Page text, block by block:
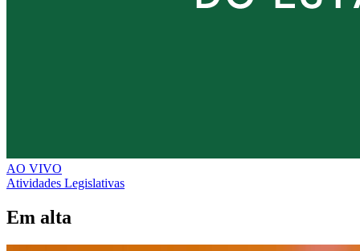
AO VIVO
Atividades Legislativas
Em alta